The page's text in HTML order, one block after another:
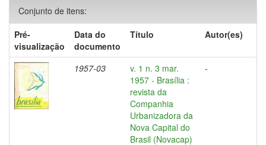
Conjunto de itens:
Pré-
visualização
Data do
documento
Título Autor(es)
1957-03
v. 1 n. 3 mar.
1957 - Brasília :
revista da
Companhia
Urbanizadora da
Nova Capital do
Brasil (Novacap)
-